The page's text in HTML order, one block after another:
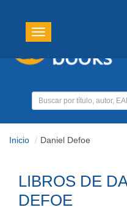
Toggle navigation
Inicio Daniel Defoe
LIBROS DE
DEFOE